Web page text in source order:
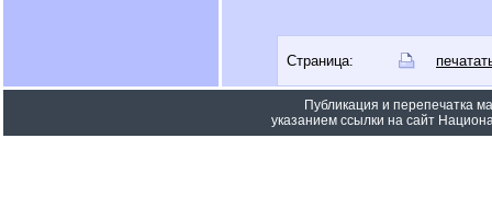
Страница:
Публикация и перепечатка
указанием ссылки на сайт